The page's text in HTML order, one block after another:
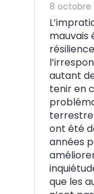
8 octobre
mauvais
autant
tenir en
terrestre
ont été
années
que les